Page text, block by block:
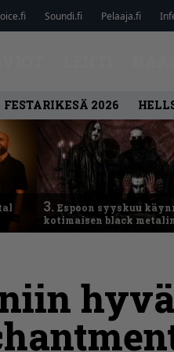
Soundi.fi Pelaaja.fi
FESTARIKESÄ 2026
3. Espoon syyskuu
kotimaisen black